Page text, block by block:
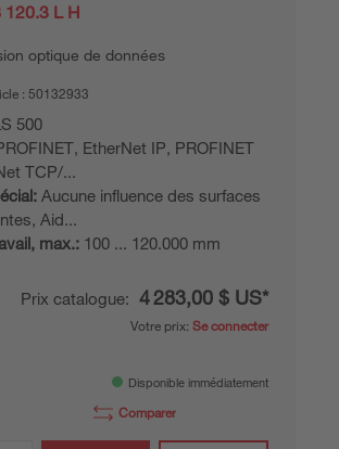
120.3 L H
optique de données
: 50132933
500
EtherNet IP, PROFINET
TCP/...
Aucune influence des surfaces
Aid...
max.: 100 ... 120.000 mm
Prix catalogue: 4 283,00 $ US*
Votre prix: Se connecter
Disponible immédiatement
Comparer